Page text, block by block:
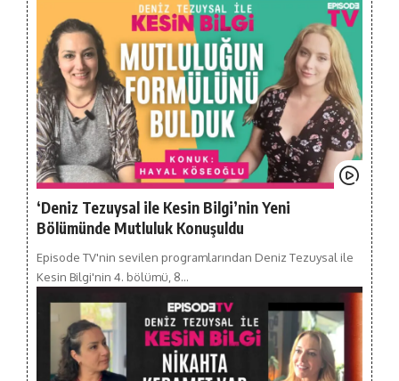
‘Deniz Tezuysal ile Kesin Bilgi’nin Yeni
Bölümünde Mutluluk Konuşuldu
Episode TV'nin sevilen programlarından Deniz Tezuysal ile
Kesin Bilgi'nin 4. bölümü, 8…